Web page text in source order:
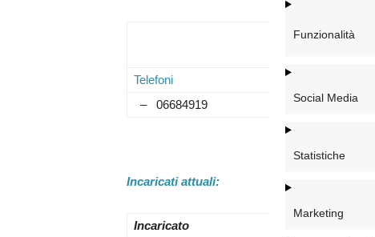
Funzionalità
Social Media
Statistiche
Marketing
Telefoni
– 06684919
Incaricati attuali:
Incaricato